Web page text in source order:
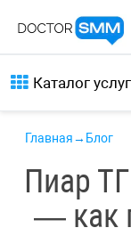
Каталог услуг
Главная→ Блог
Пиар
— как